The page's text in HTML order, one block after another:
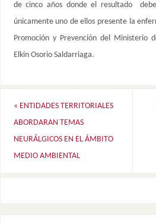
de cinco años donde el resultado
únicamente uno de ellos presente la
Promoción y Prevención del Ministerio
Elkin Osorio Saldarriaga.
« ENTIDADES TERRITORIALES
ABORDARAN TEMAS
NEURÁLGICOS EN EL ÁMBITO
MEDIO AMBIENTAL